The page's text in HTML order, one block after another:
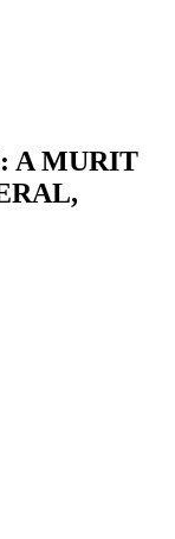
A MURIT